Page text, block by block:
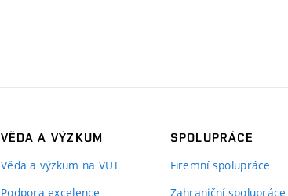
VĚDA A VÝZKUM
Věda a výzkum na VUT
Podpora excelence
SPOLUPRÁCE
Firemní spolupráce
Zahraniční spolupráce